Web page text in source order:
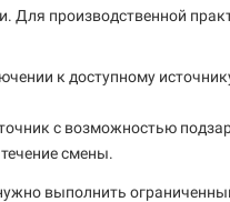
производственной
к доступному
с возможностью
смены.
выполнить